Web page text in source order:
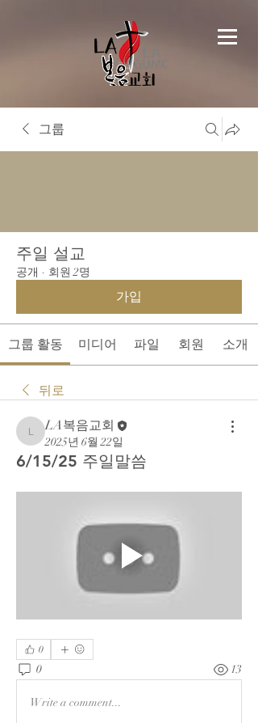
그룹
주일 설교
공개 · 회원 2명
가입
그룹 활동 미디어 파일 회원 소개
뒤로
LA복음교회
LA복음교회
2025년 6월 22일
6/15/25 주일말씀
0
0 13
Write a comment...